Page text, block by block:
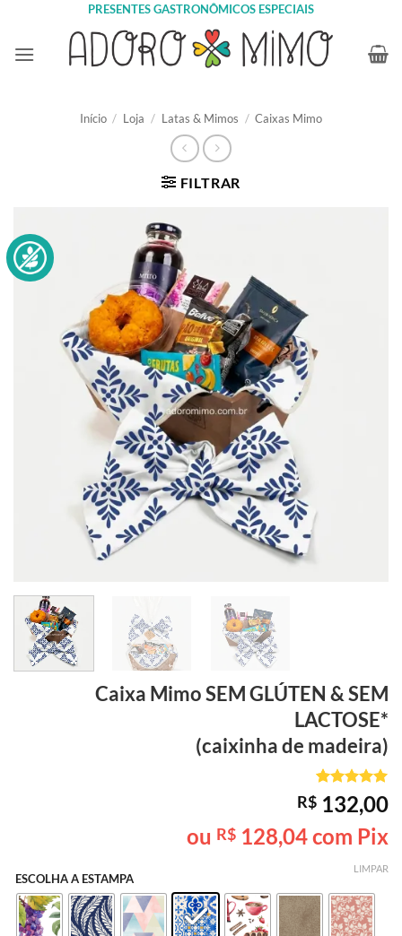
content
PRESENTES GASTRONÔMICOS ESPECIAIS
Início / Loja / Latas & Mimos / Caixas Mimo
FILTRAR
Caixa Mimo SEM GLÚTEN & SEM
LACTOSE*
(caixinha de madeira)
Avaliado
como5de
5, com
baseado em
1
de cliente
R$ 132,00
ou R$ 128,04com Pix
ESCOLHA A ESTAMPA
LIMPAR